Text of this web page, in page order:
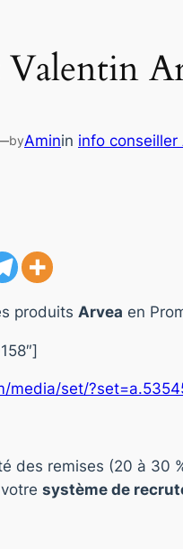
byAminin info conseiller
produits Arvea en
media/set/
des remises (20 à 30
système de